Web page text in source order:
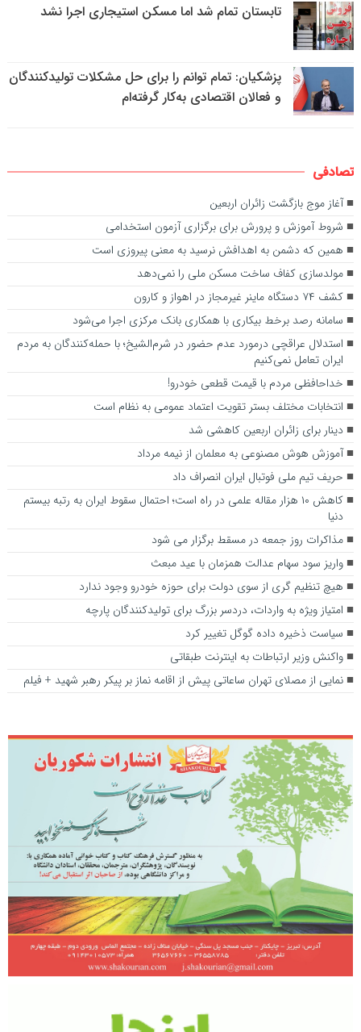
تابستان تمام شد اما مسکن استیجاری اجرا نشد
پزشکیان: تمام توانم را برای حل مشکلات تولیدکنندگان
و فعالان اقتصادی به‌کار گرفته‌ام
تصادفی
آغاز موج بازگشت زائران اربعین
شروط آموزش و پرورش برای برگزاری آزمون استخدامی
همین که دشمن به اهدافش نرسید به معنی پیروزی است
مولدسازی کفاف ساخت مسکن ملی را نمی‌دهد
کشف ۷۴ دستگاه ماینر غیرمجاز در اهواز و کارون
سامانه رصد برخط بیکاری با همکاری بانک مرکزی اجرا می‌شود
استدلال عراقچی درمورد عدم حضور در شرم‌الشیخ؛ با حمله‌کنندگان به مردم
ایران تعامل نمی‌کنیم
خداحافظی مردم با قیمت قطعی خودرو!
انتخابات مختلف بستر تقویت اعتماد عمومی به نظام است
دینار برای زائران اربعین کاهشی شد
آموزش هوش مصنوعی به معلمان از نیمه مرداد
حریف تیم ملی فوتبال ایران انصراف داد
کاهش ۱۰ هزار مقاله علمی در راه است؛ احتمال سقوط ایران به رتبه بیستم
دنیا
مذاکرات روز جمعه در مسقط برگزار می شود
واریز سود سهام عدالت همزمان با عید مبعث
هیچ تنظیم گری از سوی دولت برای حوزه خودرو وجود ندارد
امتیاز ویژه به واردات، دردسر بزرگ برای تولیدکنندگان پارچه
سیاست ذخیره داده گوگل تغییر کرد
واکنش وزیر ارتباطات به اینترنت طبقاتی
نمایی از مصلای تهران ساعاتی پیش از اقامه نماز بر پیکر رهبر شهید + فیلم